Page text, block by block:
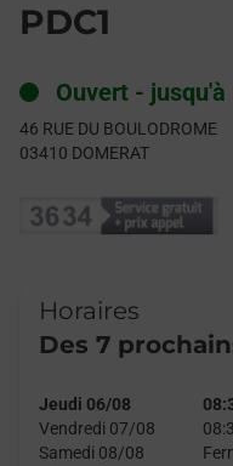
PDC1
Ouvert - jusqu'à
46 RUE DU BOULODROME
03410 DOMERAT
Horaires
Des 7
Jeudi 06/08
Vendredi 07/08
Samedi 08/08